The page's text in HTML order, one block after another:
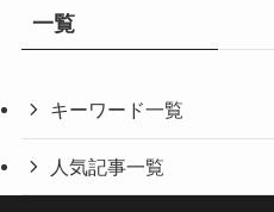
一覧
キーワード一覧
人気記事一覧